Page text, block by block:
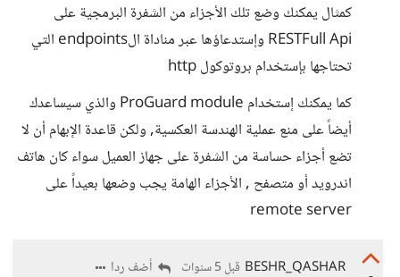
كمثال يمكنك وضع تلك الأجزاء من الشفرة البرمجية على
RESTFull Api وإستدعاؤها عبر مناداة الendpoints التي
تحتاجها بإستخدام بروتوكول http
كما يمكنك إستخدام ProGuard module والذي سيساعدك
أيضاً على منع عملية الهندسة العكسية, ولكن قاعدة الإبهام أن ﻻ
تضع أجزاء حساسة من الشفرة على جهاز العميل سواء كان هاتف
اندرويد أو متصفح , الأجزاء الهامة يجب وضعها بعيداً على
remote server
BESHR_QASHAR قبل 5 سنوات أضف ردا